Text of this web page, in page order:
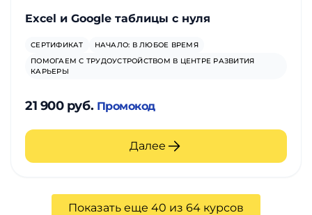
Excel и Google таблицы с нуля
СЕРТИФИКАТ
НАЧАЛО: В ЛЮБОЕ ВРЕМЯ
ПОМОГАЕМ С ТРУДОУСТРОЙСТВОМ В ЦЕНТРЕ РАЗВИТИЯ
КАРЬЕРЫ
21 900 руб. Промокод
Далее
Показать еще 40 из 64 курсов